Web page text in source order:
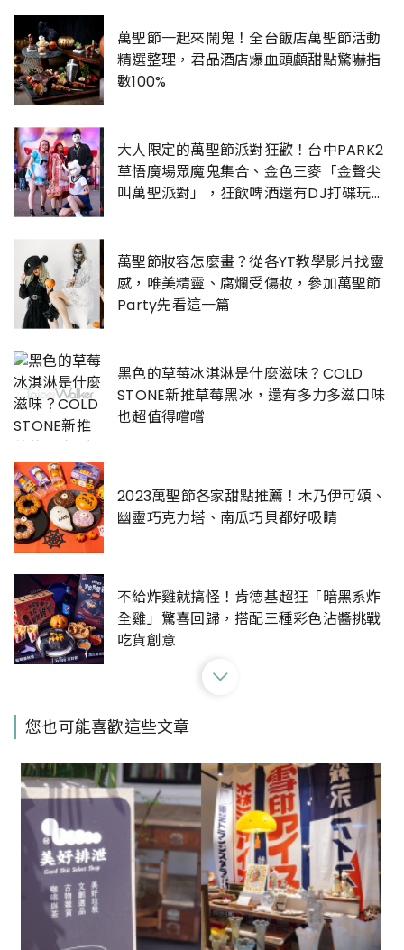
萬聖節一起來鬧鬼！全台飯店萬聖節活動
精選整理，君品酒店爆血頭顱甜點驚嚇指
數100%
大人限定的萬聖節派對狂歡！台中PARK2
草悟廣場眾魔鬼集合、金色三麥「金聲尖
叫萬聖派對」，狂飲啤酒還有DJ打碟玩到
萬聖節妝容怎麼畫？從各YT教學影片找靈
感，唯美精靈、腐爛受傷妝，參加萬聖節
Party先看這一篇
黑色的草莓冰淇淋是什麼滋味？COLD
STONE新推草莓黑冰，還有多力多滋口味
也超值得嚐嚐
2023萬聖節各家甜點推薦！木乃伊可頌、
幽靈巧克力塔、南瓜巧貝都好吸睛
不給炸雞就搞怪！肯德基超狂「暗黑系炸
全雞」驚喜回歸，搭配三種彩色沾醬挑戰
吃貨創意
桃園華泰名品城變身萬聖節搞怪小鎮！各
種骷髏人搞怪姿勢與神祕古墓等你拍
2023全台萬聖節活動盤點：麗寶樂園、晶
華酒店、華泰名品城、六福村等精彩盛事
總整理
黑色霜淇淋超級酷！7-11萬聖節推黑色牛
您也可能喜歡這些文章